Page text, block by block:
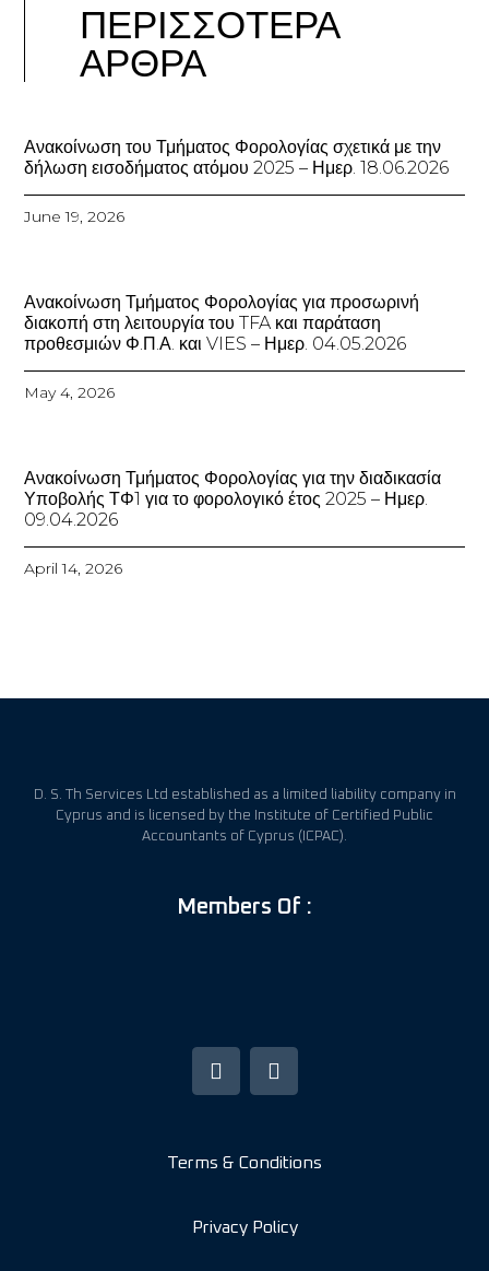
ΠΕΡΙΣΣΟΤΕΡΑ
ΑΡΘΡΑ
Ανακοίνωση του Τμήματος Φορολογίας σχετικά με την
δήλωση εισοδήματος ατόμου 2025 – Ημερ. 18.06.2026
June 19, 2026
Ανακοίνωση Τμήματος Φορολογίας για προσωρινή
διακοπή στη λειτουργία του TFA και παράταση
προθεσμιών Φ.Π.Α. και VIES – Ημερ. 04.05.2026
May 4, 2026
Ανακοίνωση Τμήματος Φορολογίας για την διαδικασία
Υποβολής ΤΦ1 για το φορολογικό έτος 2025 – Ημερ.
09.04.2026
April 14, 2026
D. S. Th Services Ltd established as a limited liability company in
Cyprus and is licensed by the Institute of Certified Public
Accountants of Cyprus (ICPAC).
Members Of :
Terms & Conditions
Privacy Policy